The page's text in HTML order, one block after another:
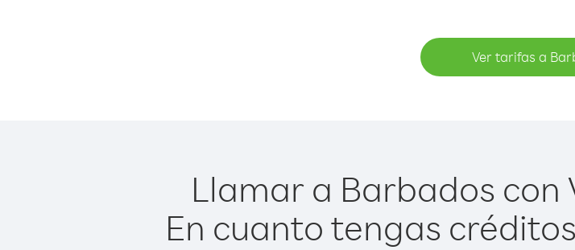
Ver tarifas a
Llamar a Barbados con
En cuanto tengas